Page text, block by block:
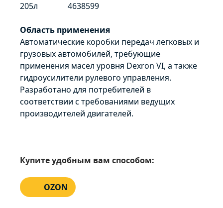
205л
4638599
Область применения
Автоматические коробки передач легковых и
грузовых автомобилей, требующие
применения масел уровня Dexron VI, а также
гидроусилители рулевого управления.
Разработано для потребителей в
соответствии с требованиями ведущих
производителей двигателей.
Купите удобным вам способом:
OZON